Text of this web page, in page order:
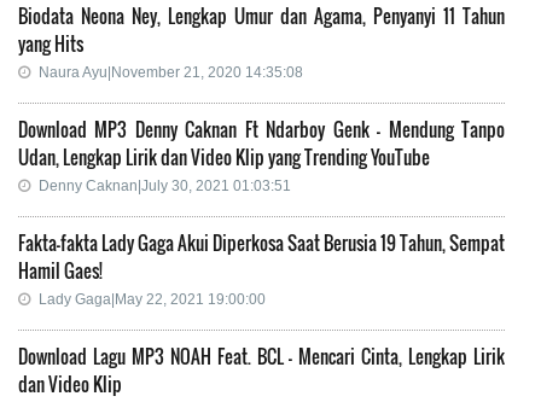
Biodata Neona Ney, Lengkap Umur dan Agama, Penyanyi 11 Tahun
yang Hits
Naura Ayu|November 21, 2020 14:35:08
Download MP3 Denny Caknan Ft Ndarboy Genk - Mendung Tanpo
Udan, Lengkap Lirik dan Video Klip yang Trending YouTube
Denny Caknan|July 30, 2021 01:03:51
Fakta-fakta Lady Gaga Akui Diperkosa Saat Berusia 19 Tahun, Sempat
Hamil Gaes!
Lady Gaga|May 22, 2021 19:00:00
Download Lagu MP3 NOAH Feat. BCL – Mencari Cinta, Lengkap Lirik
dan Video Klip